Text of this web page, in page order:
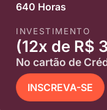
640 Horas
INVESTIMENTO
(12x de R$
No cartão de
INSCREVA-SE